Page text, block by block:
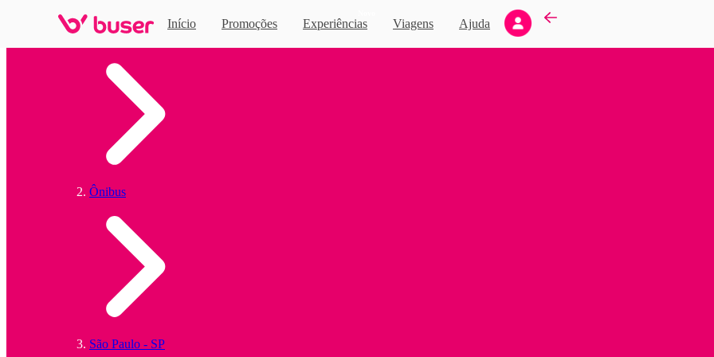
Início Promoções Experiências Viagens Ajuda
Ônibus
São Paulo - SP